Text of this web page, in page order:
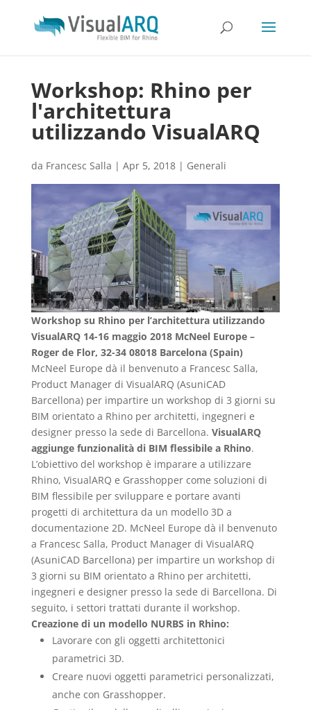
Workshop: Rhino per
l'architettura
utilizzando VisualARQ
da Francesc Salla | Apr 5, 2018| Generali
Workshop su Rhino per l’architettura utilizzando
VisualARQ 14-16 maggio 2018 McNeel Europe –
Roger de Flor, 32-34 08018 Barcelona (Spain)
McNeel Europe dà il benvenuto a Francesc Salla,
Product Manager di VisualARQ (AsuniCAD
Barcellona) per impartire un workshop di 3 giorni su
BIM orientato a Rhino per architetti, ingegneri e
designer presso la sede di Barcellona. VisualARQ
aggiunge funzionalità di BIM flessibile a Rhino.
L’obiettivo del workshop è imparare a utilizzare
Rhino, VisualARQ e Grasshopper come soluzioni di
BIM flessibile per sviluppare e portare avanti
progetti di architettura da un modello 3D a
documentazione 2D. McNeel Europe dà il benvenuto
a Francesc Salla, Product Manager di VisualARQ
(AsuniCAD Barcellona) per impartire un workshop di
3 giorni su BIM orientato a Rhino per architetti,
ingegneri e designer presso la sede di Barcellona. Di
seguito, i settori trattati durante il workshop.
Creazione di un modello NURBS in Rhino:
Lavorare con gli oggetti architettonici
parametrici 3D.
Creare nuovi oggetti parametrici personalizzati,
anche con Grasshopper.